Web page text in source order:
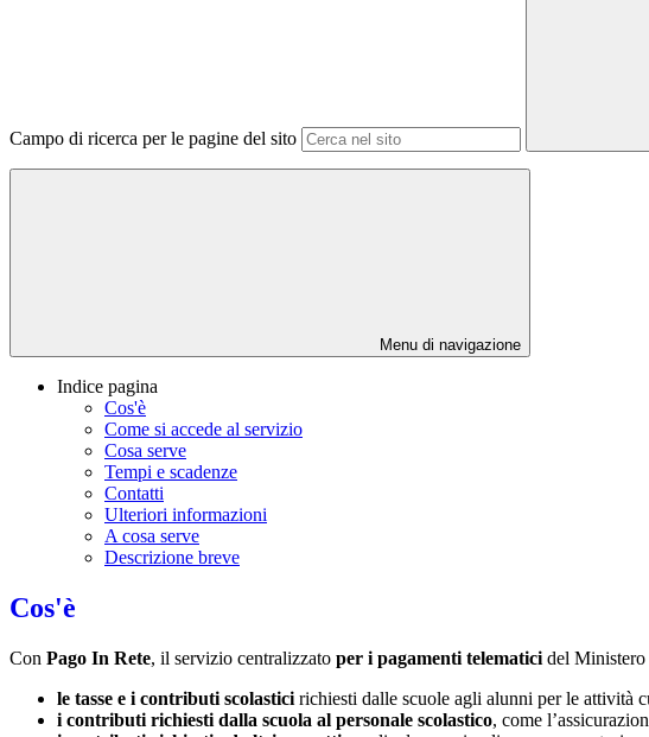
Campo di ricerca per le pagine del sito
Menu di navigazione
Indice pagina
Cos'è
Come si accede al servizio
Cosa serve
Tempi e scadenze
Contatti
Ulteriori informazioni
A cosa serve
Descrizione breve
Cos'è
Con Pago In Rete, il servizio centralizzato per i pagamenti telematici del
le tasse e i contributi scolastici richiesti dalle scuole agli alunni per le attività
i contributi richiesti dalla scuola al personale scolastico, come